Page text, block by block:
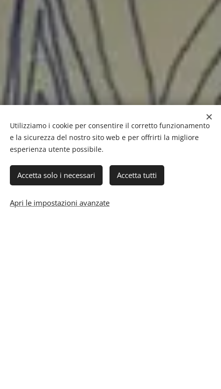
Utilizziamo i cookie per consentire il corretto funzionamento
e la sicurezza del nostro sito web e per offrirti la migliore
esperienza utente possibile.
Accetta solo i necessari Accetta tutti
Apri le impostazioni avanzate